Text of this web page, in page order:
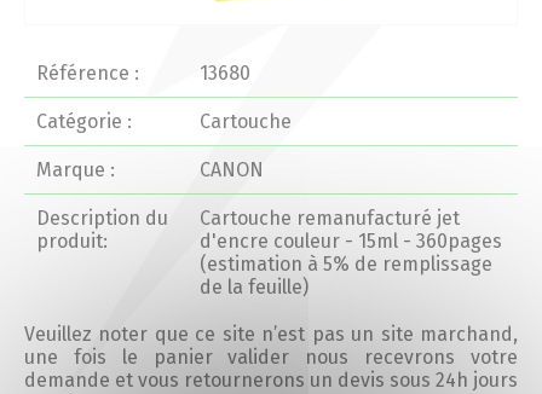
Produits
Professionnels
Particuliers
Catalogue
Référence : 13680
Catégorie : Cartouche
Marque : CANON
Description du
produit:
Cartouche remanufacturé jet
d'encre couleur - 15ml - 360pages
(estimation à 5% de remplissage
de la feuille)
Veuillez noter que ce site n’est pas un site marchand,
une fois le panier valider nous recevrons votre
demande et vous retournerons un devis sous 24h jours